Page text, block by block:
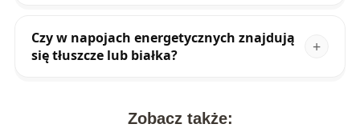
Czy w napojach energetycznych znajdują
się tłuszcze lub białka?
Zobacz także: